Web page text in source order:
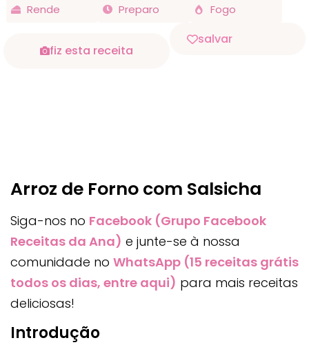
Rende Preparo Fogo
fiz esta receita
salvar
Arroz de Forno com Salsicha
Siga-nos no Facebook (Grupo Facebook
Receitas da Ana) e junte-se à nossa
comunidade no WhatsApp (15 receitas grátis
todos os dias, entre aqui) para mais receitas
deliciosas!
Introdução